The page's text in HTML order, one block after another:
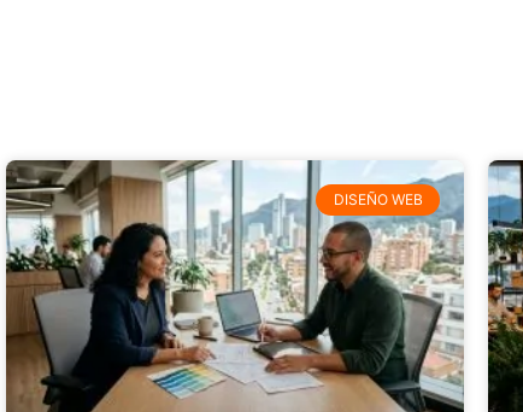
DISEÑO WEB